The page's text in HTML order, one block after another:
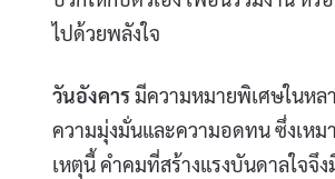
ไปด้วยพลังใจ
วันอังคารมีความหมายพิเศษในห
ความมุ่งมั่นและความอดทน ซึ่งเหม
เหตุนี้ คำคมที่สร้างแรงบันดาลใจ